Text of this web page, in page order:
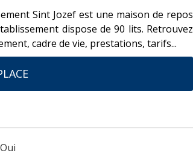
Sint Jozef est une maison de repos
dispose de 90 lits. Retrouvez
cadre de vie, prestations, tarifs...
Oui